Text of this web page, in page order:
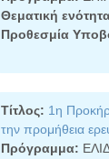
Θεματική
Προθεσμία
Τίτλος: 1η
την προμήθεια
Πρόγραμμα: